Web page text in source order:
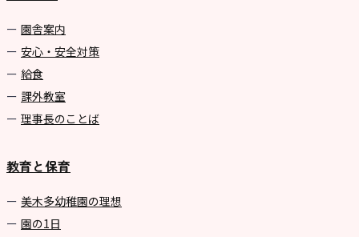
園舎案内
安心・安全対策
給食
課外教室
理事長のことば
教育と保育
美⽊多幼稚園の理想
園の1⽇